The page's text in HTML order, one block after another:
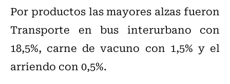
Por productos las mayores alzas fueron
Transporte en bus interurbano con
18,5%, carne de vacuno con 1,5% y el
arriendo con 0,5%.